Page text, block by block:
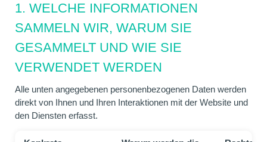
1. WELCHE INFORMATIONEN
SAMMELN WIR, WARUM SIE
GESAMMELT UND WIE SIE
VERWENDET WERDEN
Alle unten angegebenen personenbezogenen Daten werden
direkt von Ihnen und Ihren Interaktionen mit der Website und
den Diensten erfasst.